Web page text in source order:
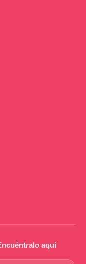
aquí